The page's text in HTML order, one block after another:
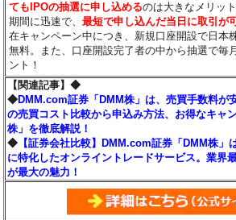
てもIPOの抽選に申し込めるのは大きなメリッ
期間に迅速で、最短で申し込んだ当日に取引が
在キャンペーン中につき、新規口座開設で日本
無料。また、口座開設完了者の中から抽選で毎
ント！
【関連記事】◆
◆DMM.com証券「DMM株」は、売買手数料が
の売買コスト比較から申込み方法、お得なキャ
株」を徹底解説！
◆ 【証券会社比較】DMM.com証券「DMM株」
に特化したオンライントレードサービス。業界
が最大の魅力！